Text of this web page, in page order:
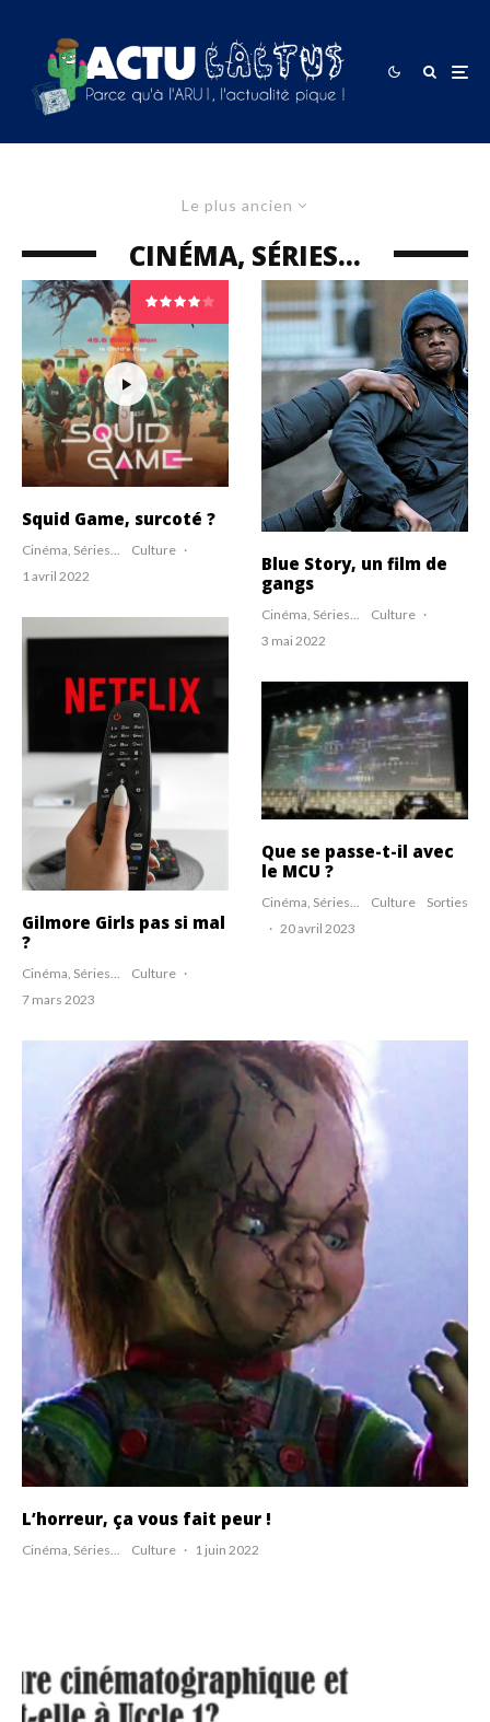
Le plus ancien
CINÉMA, SÉRIES…
Squid Game, surcoté ?
Cinéma, Séries... Culture ·
1 avril 2022
Gilmore Girls pas si mal
?
Cinéma, Séries... Culture ·
7 mars 2023
Blue Story, un film de
gangs
Cinéma, Séries... Culture ·
3 mai 2022
Que se passe-t-il avec
le MCU ?
Cinéma, Séries... Culture
Sorties
· 20 avril 2023
L’horreur, ça vous fait peur !
Cinéma, Séries... Culture · 1 juin 2022